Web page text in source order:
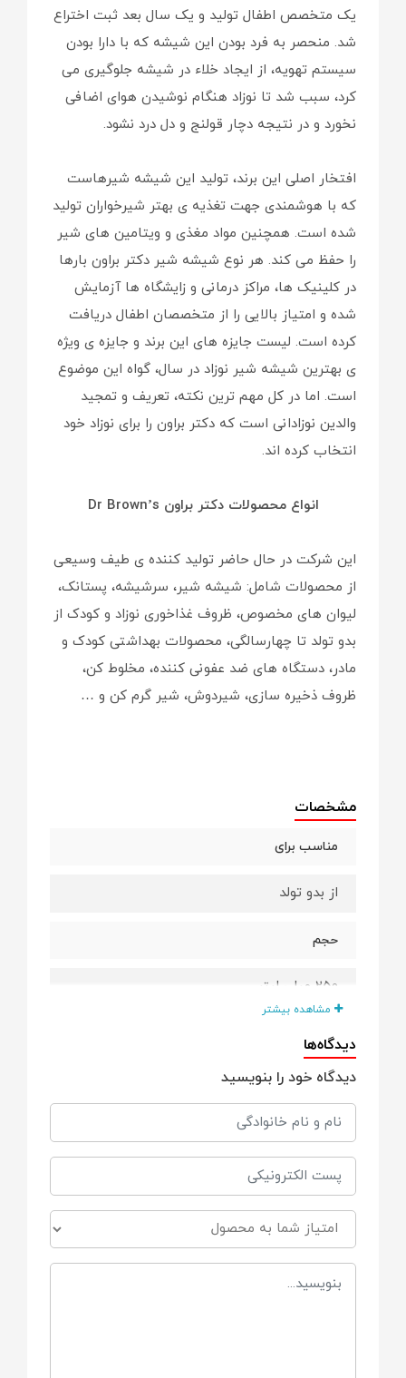
یک متخصص اطفال تولید و یک سال بعد ثبت اختراع
شد. منحصر به فرد بودن این شیشه که با دارا بودن
سیستم تهویه، از ایجاد خلاء در شیشه جلوگیری می
کرد، سبب شد تا نوزاد هنگام نوشیدن هوای اضافی
نخورد و در نتیجه دچار قولنج و دل درد نشود.
افتخار اصلی این برند، تولید این شیشه شیرهاست
که با هوشمندی جهت تغذیه ی بهتر شیرخواران تولید
شده است. همچنین مواد مغذی و ویتامین های شیر
را حفظ می کند. هر نوع شیشه شیر دکتر براون بارها
در کلینیک ها، مراکز درمانی و زایشگاه ها آزمایش
شده و امتیاز بالایی را از متخصصان اطفال دریافت
کرده است. لیست جایزه های این برند و جایزه ی ویژه
ی بهترین شیشه شیر نوزاد در سال، گواه این موضوع
است. اما در کل مهم ترین نکته، تعریف و تمجید
والدین نوزادانی است که دکتر براون را برای نوزاد خود
انتخاب کرده اند.
انواع محصولات دکتر براون Dr Brown’s
این شرکت در حال حاضر تولید کننده ی طیف وسیعی
از محصولات شامل: شیشه شیر، سرشیشه، پستانک،
لیوان های مخصوص، ظروف غذاخوری نوزاد و کودک از
بدو تولد تا چهارسالگی، محصولات بهداشتی کودک و
مادر، دستگاه های ضد عفونی کننده، مخلوط کن،
ظروف ذخیره سازی، شیردوش، شیر گرم کن و …
مشخصات
مناسب برای
از بدو تولد
حجم
250 میلی لیتر
دارای
درپوش برای جلوگیری از آلودگی
نی شور
جنس
پلاستیک مرغوب و با کیفیت
فاقد
مشاهده بیشتر
دیدگاه‌ها
دیدگاه خود را بنویسید